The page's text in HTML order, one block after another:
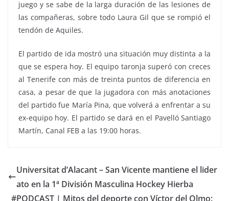
juego y se sabe de la larga duración de las lesiones de
las compañeras, sobre todo Laura Gil que se rompió el
tendón de Aquiles.
El partido de ida mostró una situación muy distinta a la
que se espera hoy. El equipo taronja superó con creces
al Tenerife con más de treinta puntos de diferencia en
casa, a pesar de que la jugadora con más anotaciones
del partido fue María Pina, que volverá a enfrentar a su
ex-equipo hoy. El partido se dará en el Pavelló Santiago
Martín, Canal FEB a las 19:00 horas.
Universitat d’Alacant – San Vicente mantiene el lider
ato en la 1ª División Masculina Hockey Hierba
#PODCAST | Mitos del deporte con Víctor del Olmo: